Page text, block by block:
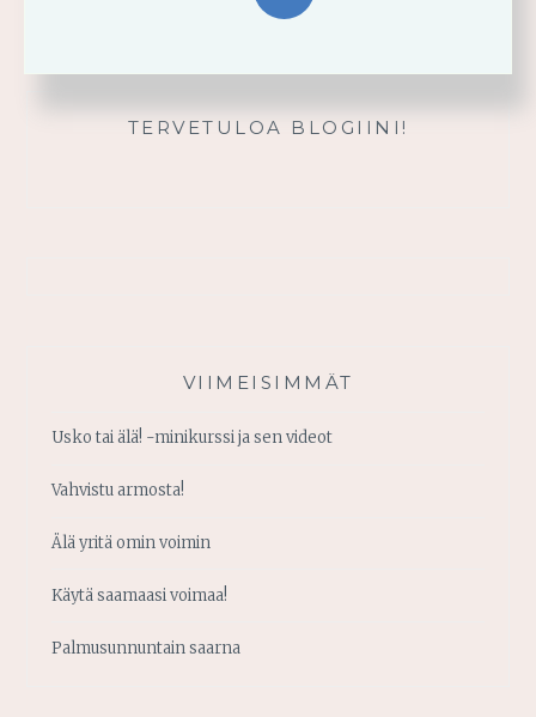
TERVETULOA BLOGIINI!
VIIMEISIMMÄT
Usko tai älä! -minikurssi ja sen videot
Vahvistu armosta!
Älä yritä omin voimin
Käytä saamaasi voimaa!
Palmusunnuntain saarna